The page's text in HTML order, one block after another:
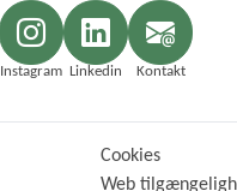
Instagram Linkedin Kontakt
Cookies
Web